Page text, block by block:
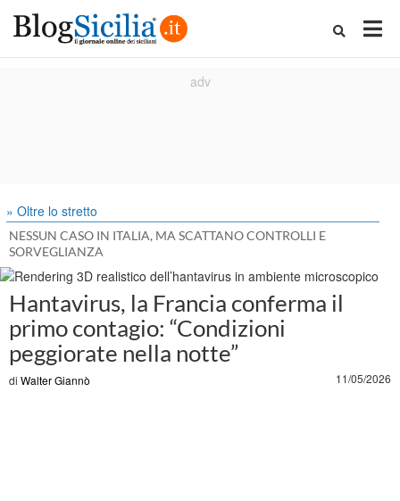
» Oltre lo stretto
NESSUN CASO IN ITALIA, MA SCATTANO CONTROLLI E
SORVEGLIANZA
Hantavirus, la Francia conferma il
primo contagio: “Condizioni
peggiorate nella notte”
di Walter Giannò 11/05/2026